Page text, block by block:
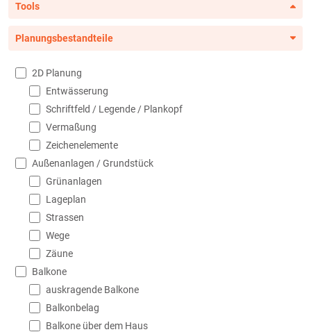
Tools
Planungsbestandteile
2D Planung
Entwässerung
Schriftfeld / Legende / Plankopf
Vermaßung
Zeichenelemente
Außenanlagen / Grundstück
Grünanlagen
Lageplan
Strassen
Wege
Zäune
Balkone
auskragende Balkone
Balkonbelag
Balkone über dem Haus